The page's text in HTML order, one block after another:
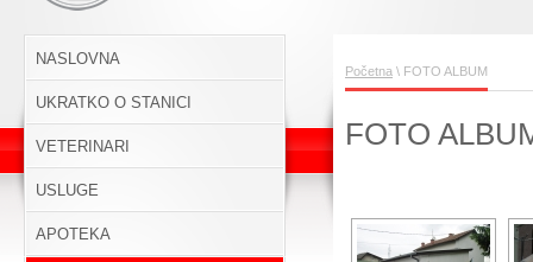
NASLOVNA
UKRATKO O STANICI
VETERINARI
USLUGE
APOTEKA
Početna \ FOTO ALBUM
FOTO